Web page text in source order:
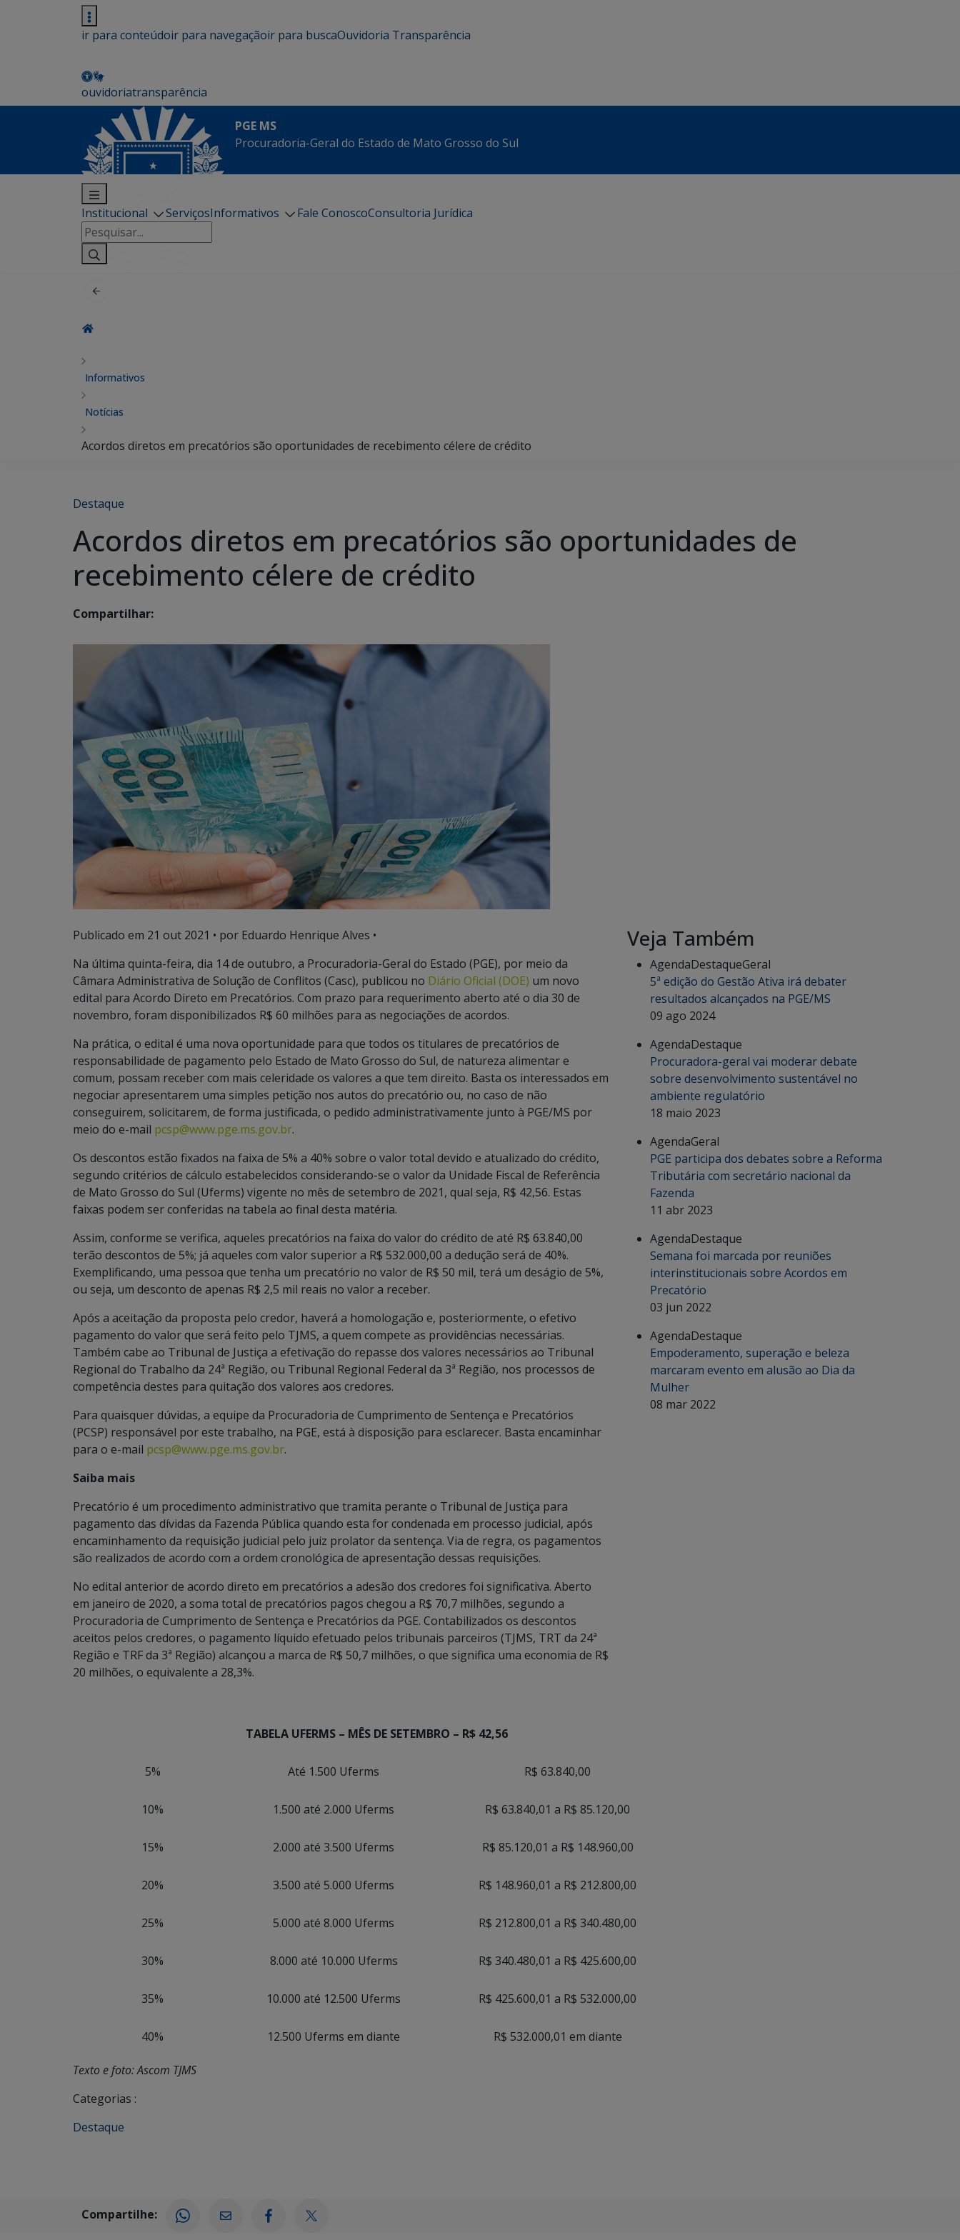
ir para conteúdoir para navegaçãoir para buscaOuvidoria Transparência
ouvidoriatransparência
PGE MS
Procuradoria-Geral do Estado de Mato Grosso do Sul
Institucional ServiçosInformativos Fale ConoscoConsultoria Jurídica
Pesquisar
por:
Informativos
Notícias
Acordos diretos em precatórios são oportunidades de recebimento célere de crédito
Destaque
Acordos diretos em precatórios são oportunidades de
recebimento célere de crédito
Compartilhar:
Publicado em 21 out 2021 • por Eduardo Henrique Alves •
Na última quinta-feira, dia 14 de outubro, a Procuradoria-Geral do Estado (PGE), por meio da
Câmara Administrativa de Solução de Conflitos (Casc), publicou no Diário Oficial (DOE) um novo
edital para Acordo Direto em Precatórios. Com prazo para requerimento aberto até o dia 30 de
novembro, foram disponibilizados R$ 60 milhões para as negociações de acordos.
Na prática, o edital é uma nova oportunidade para que todos os titulares de precatórios de
responsabilidade de pagamento pelo Estado de Mato Grosso do Sul, de natureza alimentar e
comum, possam receber com mais celeridade os valores a que tem direito. Basta os interessados em
negociar apresentarem uma simples petição nos autos do precatório ou, no caso de não
conseguirem, solicitarem, de forma justificada, o pedido administrativamente junto à PGE/MS por
meio do e-mail pcsp@www.pge.ms.gov.br.
Os descontos estão fixados na faixa de 5% a 40% sobre o valor total devido e atualizado do crédito,
segundo critérios de cálculo estabelecidos considerando-se o valor da Unidade Fiscal de Referência
de Mato Grosso do Sul (Uferms) vigente no mês de setembro de 2021, qual seja, R$ 42,56. Estas
faixas podem ser conferidas na tabela ao final desta matéria.
Assim, conforme se verifica, aqueles precatórios na faixa do valor do crédito de até R$ 63.840,00
terão descontos de 5%; já aqueles com valor superior a R$ 532.000,00 a dedução será de 40%.
Exemplificando, uma pessoa que tenha um precatório no valor de R$ 50 mil, terá um deságio de 5%,
ou seja, um desconto de apenas R$ 2,5 mil reais no valor a receber.
Após a aceitação da proposta pelo credor, haverá a homologação e, posteriormente, o efetivo
pagamento do valor que será feito pelo TJMS, a quem compete as providências necessárias.
Também cabe ao Tribunal de Justiça a efetivação do repasse dos valores necessários ao Tribunal
Regional do Trabalho da 24ª Região, ou Tribunal Regional Federal da 3ª Região, nos processos de
competência destes para quitação dos valores aos credores.
Para quaisquer dúvidas, a equipe da Procuradoria de Cumprimento de Sentença e Precatórios
(PCSP) responsável por este trabalho, na PGE, está à disposição para esclarecer. Basta encaminhar
para o e-mail pcsp@www.pge.ms.gov.br.
Saiba mais
Precatório é um procedimento administrativo que tramita perante o Tribunal de Justiça para
pagamento das dívidas da Fazenda Pública quando esta for condenada em processo judicial, após
encaminhamento da requisição judicial pelo juiz prolator da sentença. Via de regra, os pagamentos
são realizados de acordo com a ordem cronológica de apresentação dessas requisições.
No edital anterior de acordo direto em precatórios a adesão dos credores foi significativa. Aberto
em janeiro de 2020, a soma total de precatórios pagos chegou a R$ 70,7 milhões, segundo a
Procuradoria de Cumprimento de Sentença e Precatórios da PGE. Contabilizados os descontos
aceitos pelos credores, o pagamento líquido efetuado pelos tribunais parceiros (TJMS, TRT da 24ª
Região e TRF da 3ª Região) alcançou a marca de R$ 50,7 milhões, o que significa uma economia de R$
20 milhões, o equivalente a 28,3%.
TABELA UFERMS – MÊS DE SETEMBRO – R$ 42,56
5% Até 1.500 Uferms R$ 63.840,00
10% 1.500 até 2.000 Uferms R$ 63.840,01 a R$ 85.120,00
15% 2.000 até 3.500 Uferms R$ 85.120,01 a R$ 148.960,00
20% 3.500 até 5.000 Uferms R$ 148.960,01 a R$ 212.800,00
25% 5.000 até 8.000 Uferms R$ 212.800,01 a R$ 340.480,00
30% 8.000 até 10.000 Uferms R$ 340.480,01 a R$ 425.600,00
35% 10.000 até 12.500 Uferms R$ 425.600,01 a R$ 532.000,00
40% 12.500 Uferms em diante R$ 532.000,01 em diante
Texto e foto: Ascom TJMS
Categorias :
Destaque
Veja Também
AgendaDestaqueGeral
5ª edição do Gestão Ativa irá debater
resultados alcançados na PGE/MS
09 ago 2024
AgendaDestaque
Procuradora-geral vai moderar debate
sobre desenvolvimento sustentável no
ambiente regulatório
18 maio 2023
AgendaGeral
PGE participa dos debates sobre a Reforma
Tributária com secretário nacional da
Fazenda
11 abr 2023
AgendaDestaque
Semana foi marcada por reuniões
interinstitucionais sobre Acordos em
Precatório
03 jun 2022
AgendaDestaque
Empoderamento, superação e beleza
marcaram evento em alusão ao Dia da
Mulher
08 mar 2022
Compartilhe: